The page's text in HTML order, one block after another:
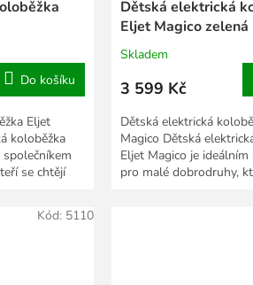
Do košíku
Eljet
koloběžka
se chtějí
Dětská elektrická
Eljet Magico zelená
Skladem
3 599 Kč
Dětská elektrická
Magico Dětská
Eljet Magico je ideálním
pro malé dobrodruhy,
Kód: 5110